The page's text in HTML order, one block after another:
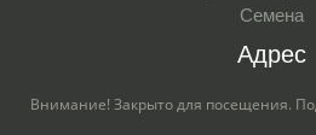
Семена
Адрес
Внимание! Закрыто для посещения.